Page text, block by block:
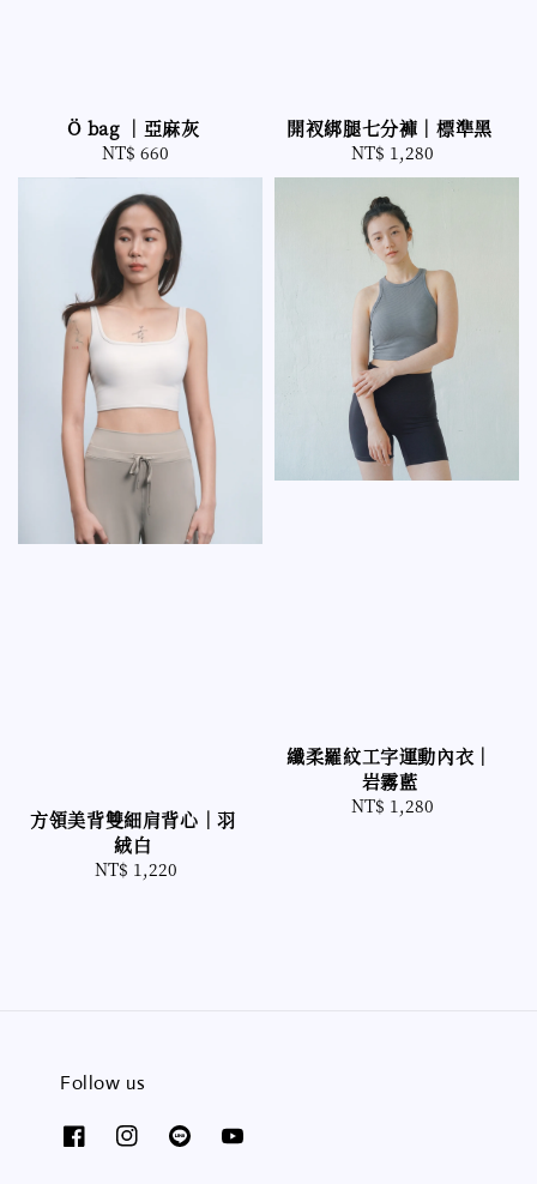
Ö bag ｜亞麻灰
Regular
price
NT$ 660
開衩綁腿七分褲｜標準黑
Regular
price
NT$ 1,280
方領美背雙細肩背心｜羽
絨白
Regular
NT$ 1,220
纖柔羅紋工字運動內衣｜
岩霧藍
Regular
NT$ 1,280
Follow us